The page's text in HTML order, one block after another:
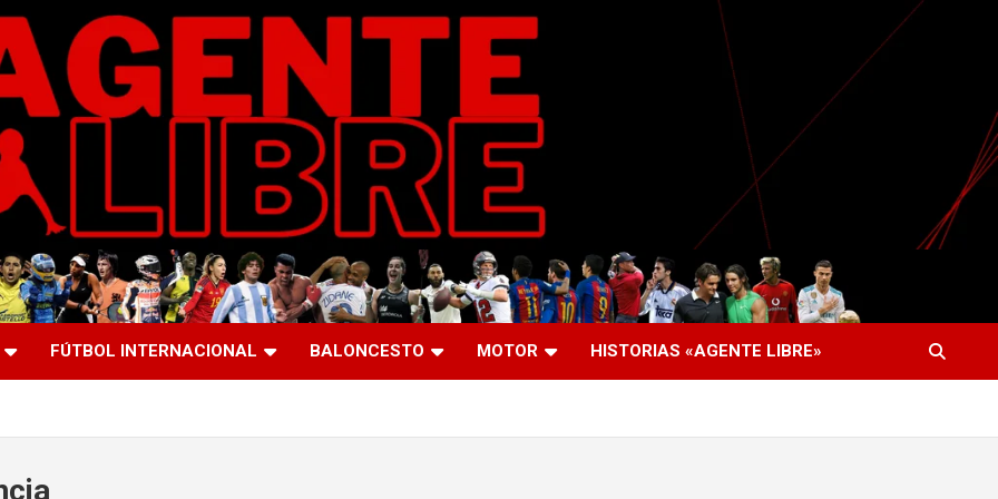
FÚTBOL INTERNACIONAL BALONCESTO MOTOR HISTORIAS «AGENTE LIBRE»